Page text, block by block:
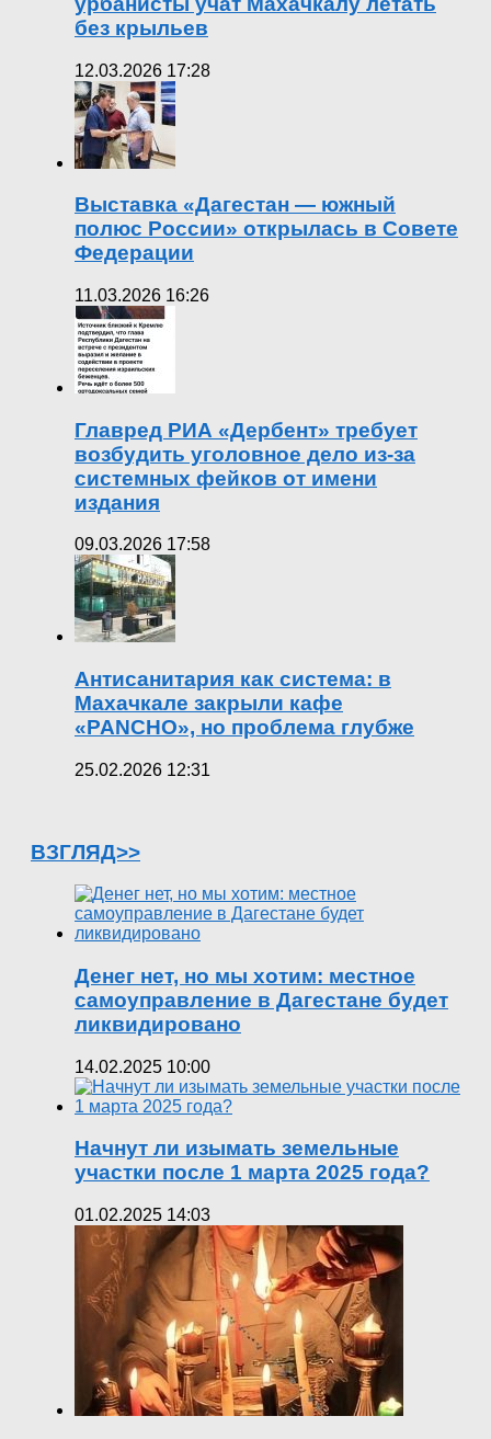
без крыльев
12.03.2026 17:28
Выставка «Дагестан — южный
полюс России» открылась в Совете
Федерации
11.03.2026 16:26
Главред РИА «Дербент» требует
возбудить уголовное дело из-за
системных фейков от имени
издания
09.03.2026 17:58
Антисанитария как система: в
Махачкале закрыли кафе
«PANCHO», но проблема глубже
25.02.2026 12:31
ВЗГЛЯД>>
Денег нет, но мы хотим: местное
самоуправление в Дагестане будет
ликвидировано
14.02.2025 10:00
Начнут ли изымать земельные
участки после 1 марта 2025 года?
01.02.2025 14:03